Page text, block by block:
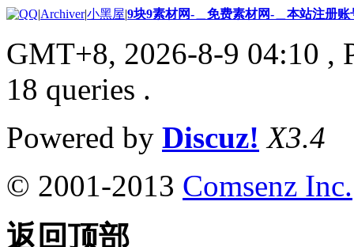
|Archiver|小黑屋|9块9素材网-＿免费素材网-＿本站注册账
GMT+8, 2026-8-9 04:10 ,
18 queries .
Powered by Discuz! X3.4
© 2001-2013 Comsenz Inc.
返回顶部